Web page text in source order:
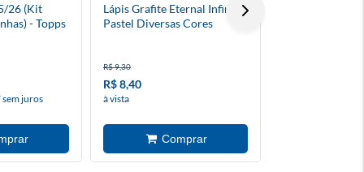
26 (Kit
- Topps
sem juros
Lápis Grafite Eternal Infinito
Pastel Diversas Cores
R$ 9,30
R$ 8,40
à vista